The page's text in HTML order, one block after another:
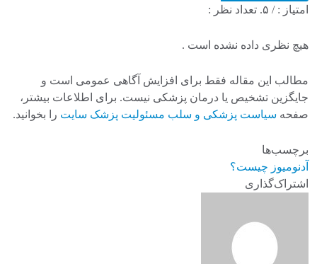
امتیاز :/ ۵. تعداد نظر :
هیچ نظری داده نشده است .
مطالب این مقاله فقط برای افزایش آگاهی عمومی است و
جایگزین تشخیص یا درمان پزشکی نیست. برای اطلاعات بیشتر،
صفحه سیاست پزشکی و سلب مسئولیت پزشک سایت را بخوانید.
برچسب‌ها
آدنومیوز چیست؟
اشتراک‌گذاری